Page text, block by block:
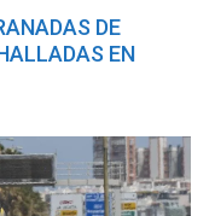
DE
EN